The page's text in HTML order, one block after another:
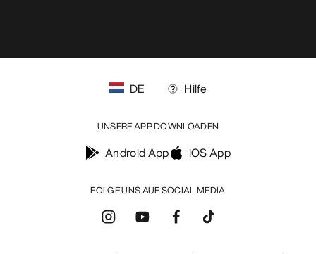
FOLGE UNS AUF SOCIAL MEDIA
DE Hilfe
UNSERE APP DOWNLOADEN
Android App iOS App